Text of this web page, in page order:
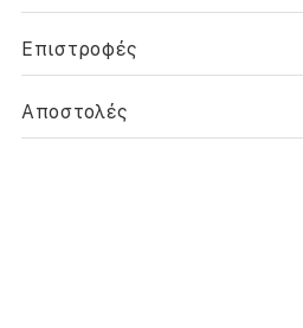
Επιστροφές
Αποστολές